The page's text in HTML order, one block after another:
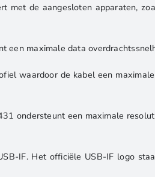
met de aangesloten apparaten,
maximale data
waardoor de kabel een
ondersteunt een maximale
IF. Het officiële USB-IF logo